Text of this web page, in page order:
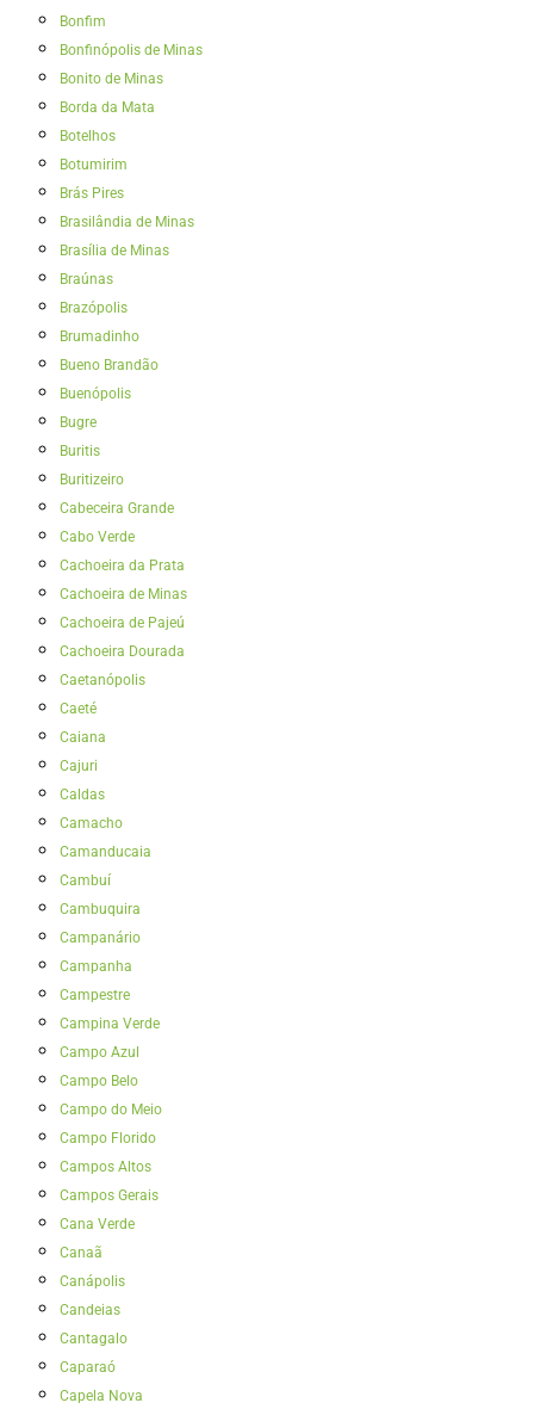
Bonfim
Bonfinópolis de Minas
Bonito de Minas
Borda da Mata
Botelhos
Botumirim
Brás Pires
Brasilândia de Minas
Brasília de Minas
Braúnas
Brazópolis
Brumadinho
Bueno Brandão
Buenópolis
Bugre
Buritis
Buritizeiro
Cabeceira Grande
Cabo Verde
Cachoeira da Prata
Cachoeira de Minas
Cachoeira de Pajeú
Cachoeira Dourada
Caetanópolis
Caeté
Caiana
Cajuri
Caldas
Camacho
Camanducaia
Cambuí
Cambuquira
Campanário
Campanha
Campestre
Campina Verde
Campo Azul
Campo Belo
Campo do Meio
Campo Florido
Campos Altos
Campos Gerais
Cana Verde
Canaã
Canápolis
Candeias
Cantagalo
Caparaó
Capela Nova